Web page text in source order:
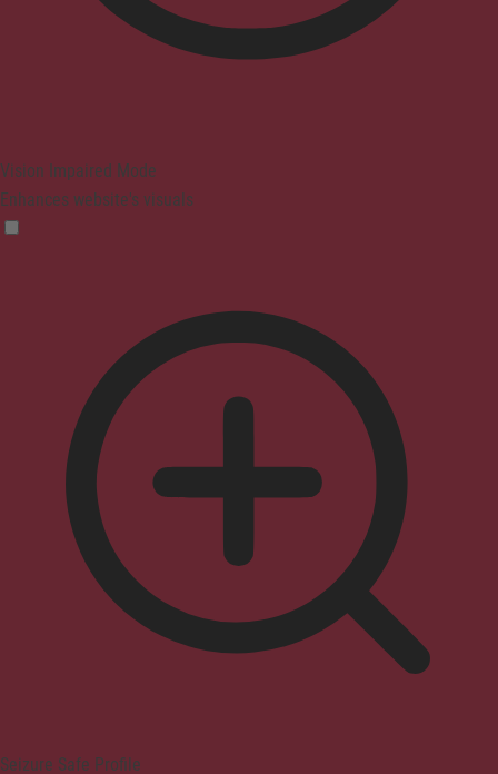
Vision Impaired Mode
Enhances website's visuals
Seizure Safe Profile